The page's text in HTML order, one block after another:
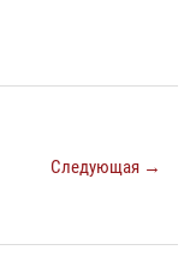
Следующая →